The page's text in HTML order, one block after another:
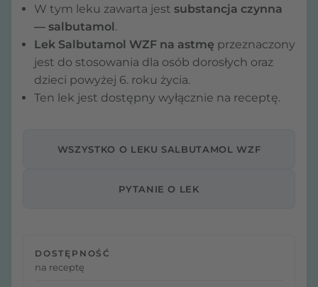
W tym leku zawarta jest substancja czynna
— salbutamol .
Lek Salbutamol WZF na astmę przeznaczony
jest do stosowania dla osób dorosłych oraz
dzieci powyżej 6. roku życia.
Ten lek jest dostępny wyłącznie na receptę.
WSZYSTKO O LEKU SALBUTAMOL WZF
PYTANIE O LEK
DOSTĘPNOŚĆ
na receptę